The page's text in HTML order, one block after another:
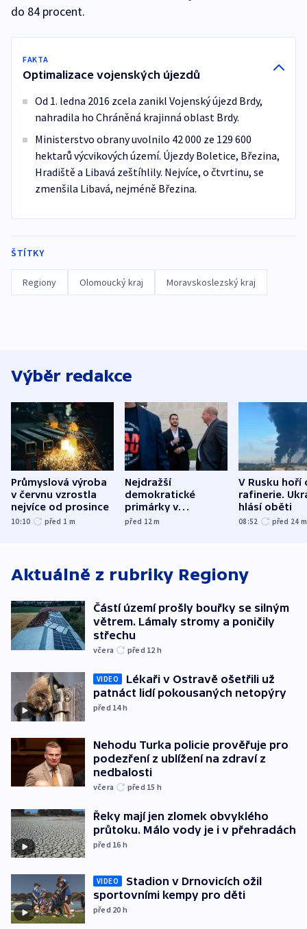
do 84 procent.
FAKTA
Optimalizace vojenských újezdů
Od 1. ledna 2016 zcela zanikl Vojenský újezd Brdy,
nahradila ho Chráněná krajinná oblast Brdy.
Ministerstvo obrany uvolnilo 42 000 ze 129 600
hektarů výcvikových území. Újezdy Boletice, Březina,
Hradiště a Libavá zeštíhlily. Nejvíce, o čtvrtinu, se
zmenšila Libavá, nejméně Březina.
ŠTÍTKY
Regiony Olomoucký kraj Moravskoslezský kraj
Výběr redakce
Průmyslová výroba
v červnu vzrostla
nejvíce od prosince
10:10 před 1 m
Nejdražší
demokratické
primárky v
Michiganu stranu
před 12m
V Rusku hoří
rafinerie.
hlásí oběti
08:52 před 24 m
Aktuálně z rubriky Regiony
Částí území prošly bouřky se silným
větrem. Lámaly stromy a poničily
střechu
včera před 12 h
VIDEO
Lékaři v Ostravě ošetřili už
patnáct lidí pokousaných netopýry
před 14h
Nehodu Turka policie prověřuje pro
podezření z ublížení na zdraví z
nedbalosti
včera před 15 h
Řeky mají jen zlomek obvyklého
průtoku. Málo vody je i v přehradách
před 16 h
VIDEO
Stadion v Drnovicích ožil
sportovními kempy pro děti
před 20 h